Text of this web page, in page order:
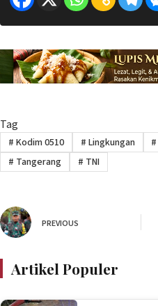
Tag
# Kodim 0510 # Lingkungan #
# Tangerang # TNI
PREVIOUS
Artikel Populer